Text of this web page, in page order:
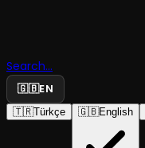
Search...
🇬🇧EN
🇹🇷Türkçe 🇬🇧English